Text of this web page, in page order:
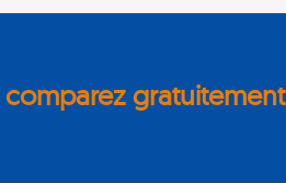
comparez gratuitement